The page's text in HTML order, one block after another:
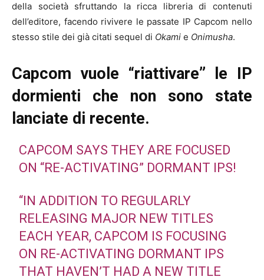
della società sfruttando la ricca libreria di contenuti
dell’editore, facendo rivivere le passate IP Capcom nello
stesso stile dei già citati sequel di Okami e Onimusha.
Capcom vuole “riattivare” le IP
dormienti che non sono state
lanciate di recente.
CAPCOM SAYS THEY ARE FOCUSED
ON “RE-ACTIVATING” DORMANT IPS!
“IN ADDITION TO REGULARLY
RELEASING MAJOR NEW TITLES
EACH YEAR, CAPCOM IS FOCUSING
ON RE-ACTIVATING DORMANT IPS
THAT HAVEN’T HAD A NEW TITLE